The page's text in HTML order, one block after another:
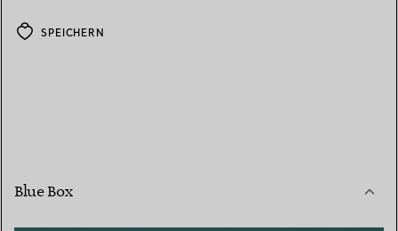
SPEICHERN
Blue Box